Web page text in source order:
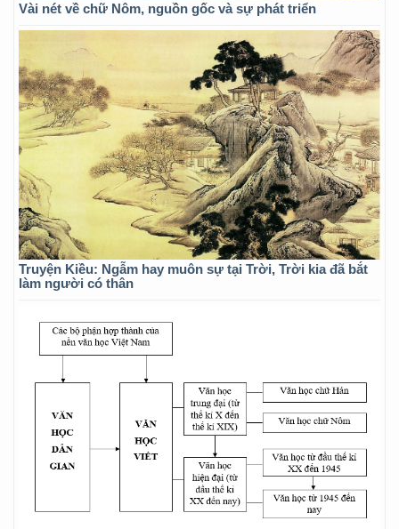
Vài nét về chữ Nôm, nguồn gốc và sự phát triển
Truyện Kiều: Ngẫm hay muôn sự tại Trời, Trời kia đã bắt
làm người có thân